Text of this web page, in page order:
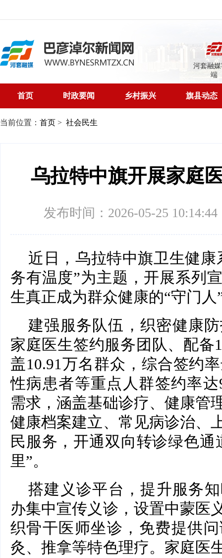
河套融
端
首页 时政要闻 乡村振兴 旗县动态
当前位置： 首页 > 社会民生
乌拉特中旗开展家庭
发布时间：2026-05-25 10:14:44
近日，乌拉特中旗卫生健
务有温度”为主题，开展系列
生真正成为群众健康的“守门人
建强服务队伍，织密健康
家庭医生签约服务团队、配备
盖10.91万名群众，综合签约
性病患者等重点人群签约率
需求，涵盖基础诊疗、健康管
健康档案建立、常见病诊治、
民服务，开通双向转诊绿色通
里”。
搭建义诊平台，提升服务
办集中宣传义诊，设置中蒙医
织骨干医师坐诊，免费提供
灸、推拿等特色理疗。家庭医